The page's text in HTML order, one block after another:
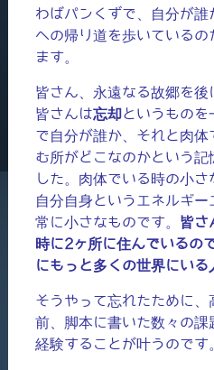
わばパンくずで、自分が
への帰り道を歩いているの
ます。
皆さん、永遠なる故郷を後
皆さんは忘却 というものを
で自分が誰か、それと肉
む所がどこなのかという記
した。肉体でいる時の小
自分自身というエネルギ
常に小さなものです。 皆さ
時に2ヶ所に住んでいるの
にもっと多くの世界にいる
そうやって忘れたために、
前、脚本に書いた数々の
経験することが叶うのです